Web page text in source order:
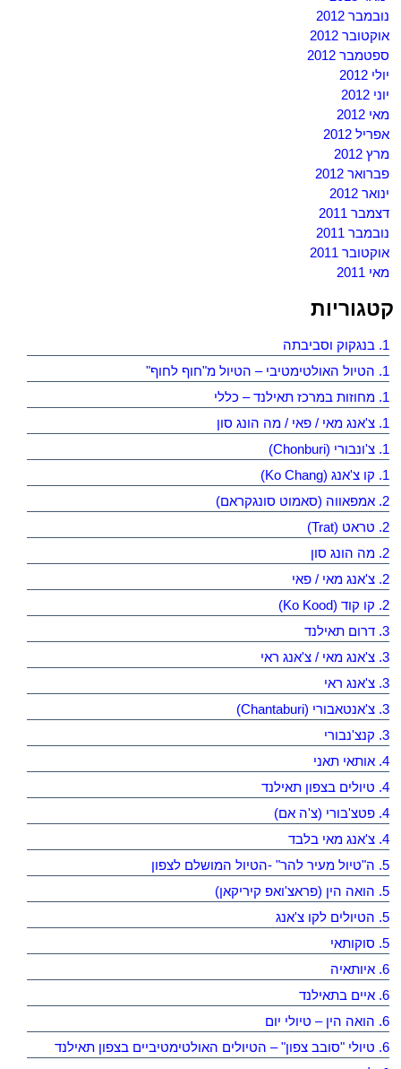
נובמבר 2012
אוקטובר 2012
ספטמבר 2012
יולי 2012
יוני 2012
מאי 2012
אפריל 2012
מרץ 2012
פברואר 2012
ינואר 2012
דצמבר 2011
נובמבר 2011
אוקטובר 2011
מאי 2011
קטגוריות
1. בנגקוק וסביבתה
1. הטיול האולטימטיבי – הטיול מ"חוף לחוף"
1. מחוזות במרכז תאילנד – כללי
1. צ'אנג מאי / פאי / מה הונג סון
1. צ'ונבורי (Chonburi)
1. קו צ'אנג (Ko Chang)
2. אמפאווה (סאמוט סונגקראם)
2. טראט (Trat)
2. מה הונג סון
2. צ'אנג מאי / פאי
2. קו קוד (Ko Kood)
3. דרום תאילנד
3. צ'אנג מאי / צ'אנג ראי
3. צ'אנג ראי
3. צ'אנטאבורי (Chantaburi)
3. קנצ'נבורי
4. אותאי תאני
4. טיולים בצפון תאילנד
4. פטצ'בורי (צ'ה אם)
4. צ'אנג מאי בלבד
5. ה"טיול מעיר להר" -הטיול המושלם לצפון
5. הואה הין (פראצ'ואפ קיריקאן)
5. הטיולים לקו צ'אנג
5. סוקותאי
6. איותאיה
6. איים בתאילנד
6. הואה הין – טיולי יום
6. טיולי "סובב צפון" – הטיולים האולטימטיביים בצפון תאילנד